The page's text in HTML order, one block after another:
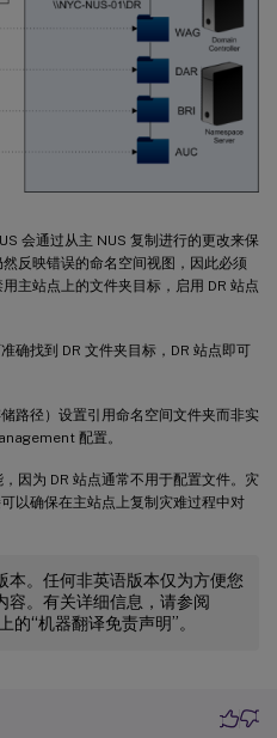
会通过从主 NUS 复制进行的更改来保
反映错误的命名空间视图，因此必须
主站点上的文件夹目标，启用 DR 站点
确找到 DR 文件夹目标，DR 站点即可
路径）设置引用命名空间文件夹而非实
配置。
因为 DR 站点通常不用于配置文件。灾
以确保在主站点上复制灾难过程中对
本。任何非英语版本仅为方便您
容。有关详细信息，请参阅
上的“机器翻译免责声明”。